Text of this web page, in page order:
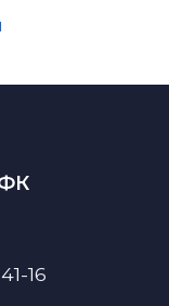
научно-
16